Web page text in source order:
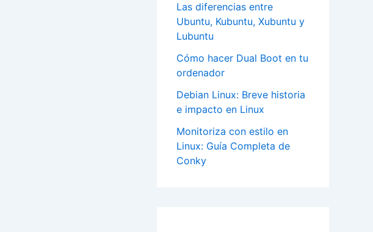
Las diferencias entre
Ubuntu, Kubuntu, Xubuntu y
Lubuntu
Cómo hacer Dual Boot en tu
ordenador
Debian Linux: Breve historia
e impacto en Linux
Monitoriza con estilo en
Linux: Guía Completa de
Conky